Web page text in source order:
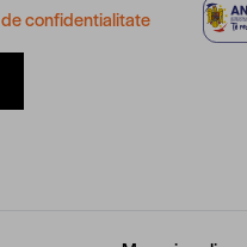
confidentialitate